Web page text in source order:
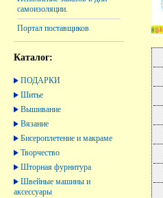
самоизоляции.
Портал поставщиков
Каталог:
ПОДАРКИ
Шитье
Вышивание
Вязание
Бисероплетение и макраме
Творчество
Шторная фурнитура
Швейные машины и
аксессуары